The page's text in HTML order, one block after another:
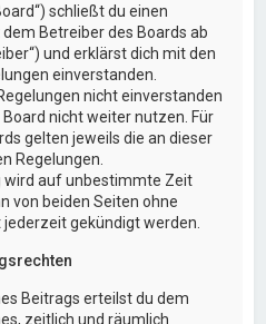
schließt du einen
Betreiber des Boards ab
und erklärst dich mit den
einverstanden.
nicht einverstanden
nicht weiter nutzen. Für
gelten jeweils die an dieser
Regelungen.
wird auf unbestimmte Zeit
von beiden Seiten ohne
gekündigt werden.
Beitrags erteilst du dem
zeitlich und räumlich